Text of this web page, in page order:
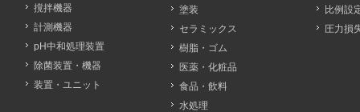
撹拌機器
計測機器
pH中和処理装置
除菌装置・機器
装置・ユニット
塗装
セラミックス
樹脂・ゴム
医薬・化粧品
食品・飲料
水処理
比例設
圧力損